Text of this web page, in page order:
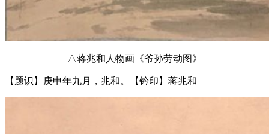
△蒋兆和人物画《爷孙劳动图》
【题识】庚申年九月，兆和。【钤印】蒋兆和